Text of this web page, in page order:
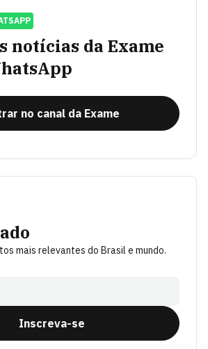
notícias da Exame
no canal da Exame
mais relevantes do Brasil e mundo.
Inscreva-se